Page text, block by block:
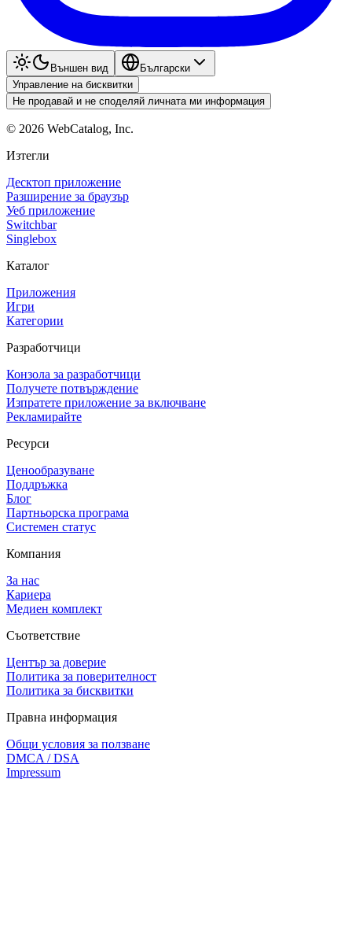
Външен вид
Български
Управление на бисквитки
Не продавай и не споделяй личната ми информация
© 2026 WebCatalog, Inc.
Изтегли
Десктоп приложение
Разширение за браузър
Уеб приложение
Switchbar
Singlebox
Каталог
Приложения
Игри
Категории
Разработчици
Конзола за разработчици
Получете потвърждение
Изпратете приложение за включване
Рекламирайте
Ресурси
Ценообразуване
Поддръжка
Блог
Партньорска програма
Системен статус
Компания
За нас
Кариера
Медиен комплект
Съответствие
Център за доверие
Политика за поверителност
Политика за бисквитки
Правна информация
Общи условия за ползване
DMCA / DSA
Impressum